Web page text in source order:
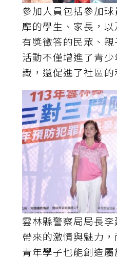
參加人員包括參加
摩的學生、家長，
有獎徵答的民眾、
活動不僅增進了青
識，還促進了社區的
雲林縣警察局局長
帶來的激情與魅力，
青年學子也能創造